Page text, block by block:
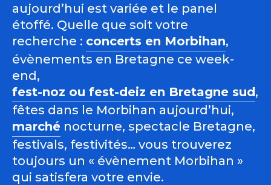
aujourd’hui est variée et le panel
étoffé. Quelle que soit votre
recherche : concerts en Morbihan,
évènements en Bretagne ce week-
end,
fest-noz ou fest-deiz en Bretagne sud,
fêtes dans le Morbihan aujourd’hui,
marché nocturne, spectacle Bretagne,
festivals, festivités… vous trouverez
toujours un « évènement Morbihan »
qui satisfera votre envie.